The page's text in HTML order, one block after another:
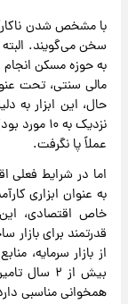
با مشخص شدن
سخن می‌گویند. البته
به حوزه مسکن انجام
مالی سنتی، تحت
حال، این ابزار به
نزدیک به
عملاً پا نگرفت.
اما در شرایط فعلی
به عنوان ابزاری
خاص اقتصادی،
قدرتمند برای
از بازار سرمایه،
بیش از ۲
همخوانی مناسبی